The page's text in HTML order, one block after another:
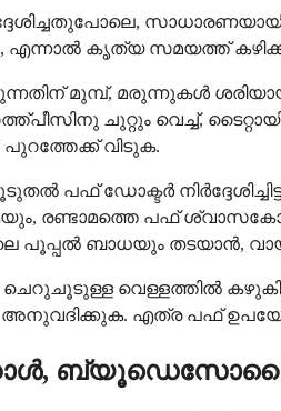
എന്നാൽ കൃത്യ സമയത്ത്
മുമ്പ്, മരുന്നുകൾ
ചുറ്റും വെച്ച്,
പുറത്തേക്ക് വിടുക.
പഫ് ഡോക്ടർ
രണ്ടാമത്തെ പഫ്
ബാധയും തടയാൻ,
ചെറുചൂടുള്ള വെള്ളത്തിൽ
എത്ര പഫ്